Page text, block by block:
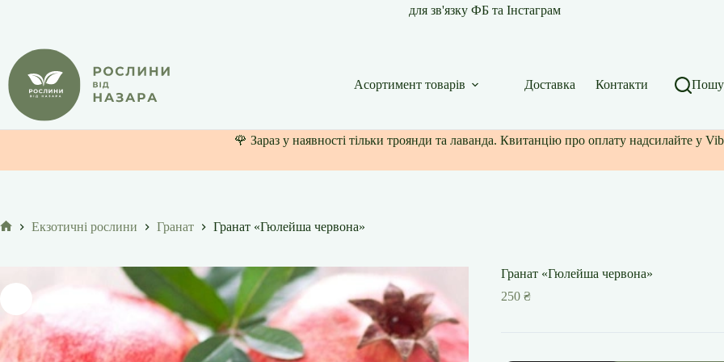
для зв'язку ФБ та Інстаграм
Асортимент товарів Доставка Контакти
🌹 Зараз у наявності тільки троянди та лаванда. Квитанцію про оплату надсилайте у
Екзотичні рослини Гранат Гранат «Гюлейша червона»
Гранат «Гюлейша червона»
250 ₴